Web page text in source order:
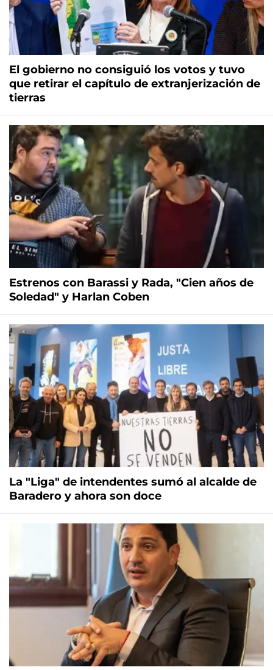
El gobierno no consiguió los votos y tuvo
que retirar el capítulo de extranjerización de
tierras
Estrenos con Barassi y Rada, "Cien años de
Soledad" y Harlan Coben
La "Liga" de intendentes sumó al alcalde de
Baradero y ahora son doce